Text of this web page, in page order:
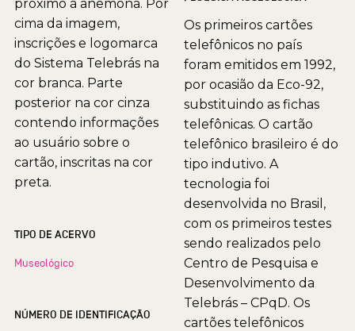
próximo à anêmona. Por
cima da imagem,
inscrições e logomarca
do Sistema Telebrás na
cor branca. Parte
posterior na cor cinza
contendo informações
ao usuário sobre o
cartão, inscritas na cor
preta.
TIPO DE ACERVO
Museológico
NÚMERO DE IDENTIFICAÇÃO
Os primeiros cartões
telefônicos no país
foram emitidos em 1992,
por ocasião da Eco-92,
substituindo as fichas
telefônicas. O cartão
telefônico brasileiro é do
tipo indutivo. A
tecnologia foi
desenvolvida no Brasil,
com os primeiros testes
sendo realizados pelo
Centro de Pesquisa e
Desenvolvimento da
Telebrás – CPqD. Os
cartões telefônicos